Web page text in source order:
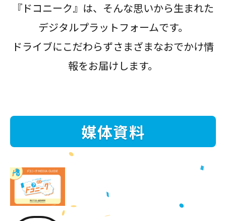
『ドコニーク』は、そんな思いから生まれた
デジタルプラットフォームです。
ドライブにこだわらずさまざまなおでかけ情
報をお届けします。
媒体資料